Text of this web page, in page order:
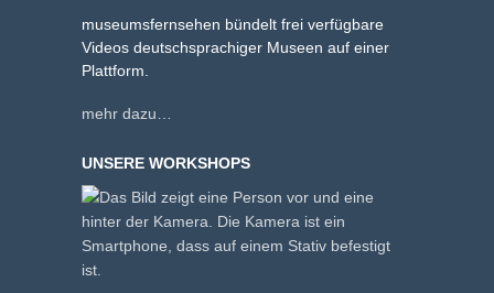
museumsfernsehen bündelt frei verfügbare
Videos deutschsprachiger Museen auf einer
Plattform.
mehr dazu…
UNSERE WORKSHOPS